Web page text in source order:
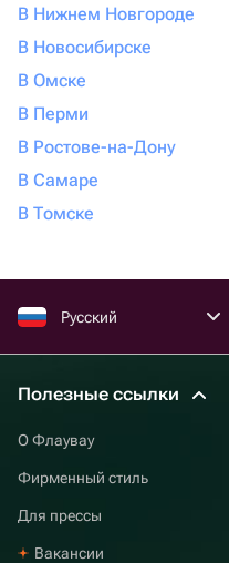
В Нижнем Новгороде
В Новосибирске
В Омске
В Перми
В Ростове-на-Дону
В Самаре
В Томске
Русский
Полезные ссылки
О Флаувау
Фирменный стиль
Для прессы
Вакансии